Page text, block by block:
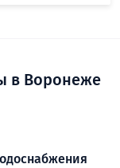
в Воронеже